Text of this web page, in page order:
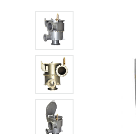
Afbeeldingengalerij overslaan